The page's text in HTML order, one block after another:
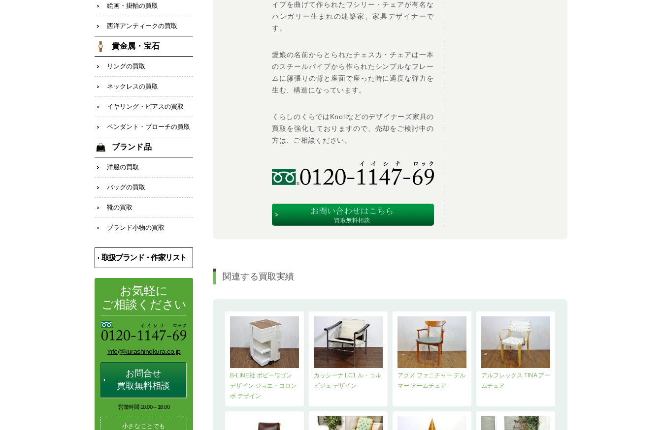
イプを曲げて作られたワシリー・チェアが有名な
ハンガリー生まれの建築家、家具デザイナーで
す。
愛娘の名前からとられたチェスカ・チェアは一本
のスチールパイプから作られたシンプルなフレー
ムに籐張りの背と座面で座った時に適度な弾力を
生む、構造になっています。
くらしのくらではKnollなどのデザイナーズ家具の
買取を強化しておりますので、売却をご検討中の
方は、ご相談ください。
関連する買取実績
B-LINE社 ボビーワゴン
デザイン ジョエ・コロン
ボ デザイン
カッシーナ LC1 ル・コル
ビジェ デザイン
アクメ ファニチャー デル
マー アームチェア
アルフレックス TINA アー
ムチェア
絵画・掛軸の買取
西洋アンティークの買取
貴金属・宝石
リングの買取
ネックレスの買取
イヤリング・ピアスの買取
ペンダント・ブローチの買取
ブランド品
洋服の買取
バッグの買取
靴の買取
ブランド小物の買取
取扱ブランド・作家リスト
お気軽に
ご相談ください
info@kurashinokura.co.jp
お問合せ
買取無料相談
営業時間 10:00～18:00
小さなことでも